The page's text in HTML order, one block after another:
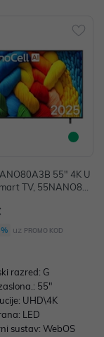
55" 4K U
TV, 55NANO80
uz PROMO KOD
razred: G
55"
UHD\4K
LED
sustav: WebOS